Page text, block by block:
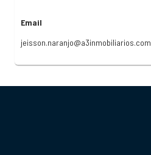
Email
jeisson.naranjo@a3inmobiliarios.com